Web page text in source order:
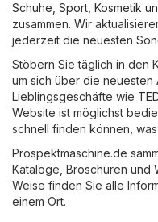
Schuhe, Sport Kosmetik
zusammen. Wir
jederzeit die neuesten
Stöbern Sie täglich in den
um sich über die
Lieblingsgeschäfte wie
Website ist möglichst
schnell finden können,
Prospektmaschine.de
Kataloge, Broschüren und
Weise finden Sie alle
einem Ort.